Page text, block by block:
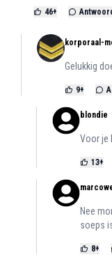
46+
korporaal-
Gelukkig
9+
blondie
Voor je
13+
Nee
soeps
8+